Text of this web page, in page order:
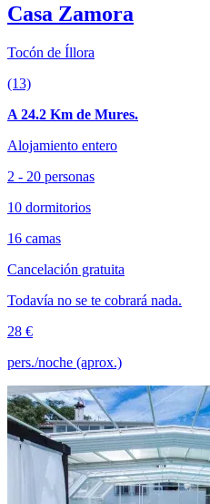
Casa Zamora
Tocón de Íllora
(13)
A 24.2 Km de Mures.
Alojamiento entero
2 - 20 personas
10 dormitorios
16 camas
Cancelación gratuita
Todavía no se te cobrará nada.
28 €
pers./noche (aprox.)